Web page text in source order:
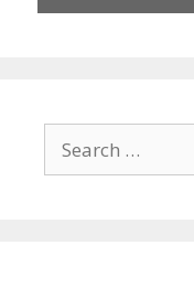
for: